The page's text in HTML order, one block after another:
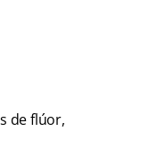
de flúor,